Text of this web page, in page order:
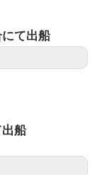
て出船
船